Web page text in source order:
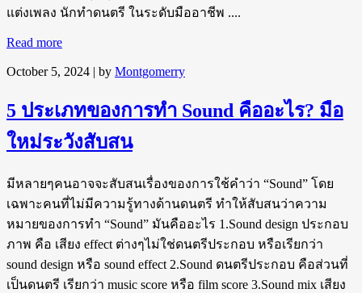
แต่งเพลง นักทำดนตรี ในระดับมืออาชีพ ....
Read more
October 5, 2024 | by Montgomerry
5 ประเภทของการทำ Sound คืออะไร? มือ
ใหม่ระวังสับสน
มีหลายๆคนอาจจะสับสนเรื่องของการใช้คำว่า “Sound” โดย
เฉพาะคนที่ไม่มีความรู้ทางด้านดนตรี ทำให้สับสนว่าความ
หมายของการทำ “Sound” มันคืออะไร 1.Sound design ประกอบ
ภาพ คือ เสียง effect ต่างๆไม่ใช่ดนตรีประกอบ หรือเรียกว่า
sound design หรือ sound effect 2.Sound ดนตรีประกอบ คือส่วนที่
เป็นดนตรี เรียกว่า music score หรือ film score 3.Sound mix เสียง